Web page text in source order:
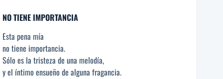
NO TIENE IMPORTANCIA
Esta pena mía
no tiene importancia.
Sólo es la tristeza de una melodía,
y el íntimo ensueño de alguna fragancia.